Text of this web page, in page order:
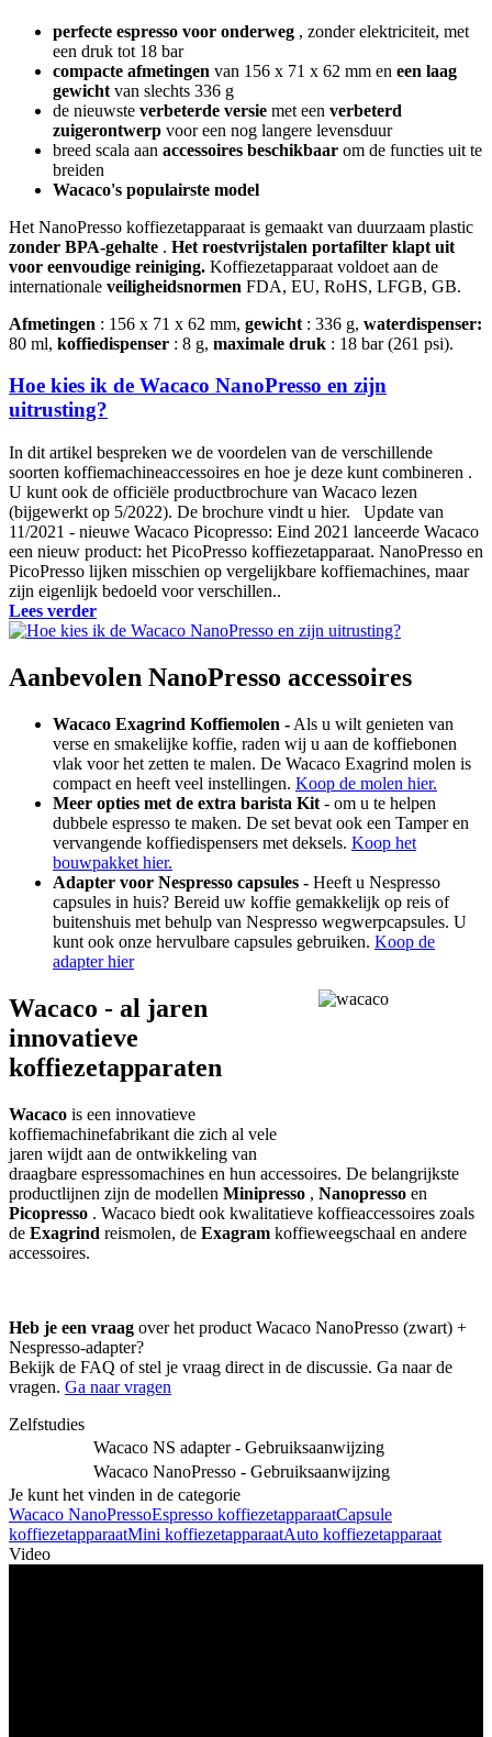
perfecte espresso voor onderweg , zonder elektriciteit, met
een druk tot 18 bar
compacte afmetingen van 156 x 71 x 62 mm en een laag
gewicht van slechts 336 g
de nieuwste verbeterde versie met een verbeterd
zuigerontwerp voor een nog langere levensduur
breed scala aan accessoires beschikbaar om de functies uit te
breiden
Wacaco's populairste model
Het NanoPresso koffiezetapparaat is gemaakt van duurzaam plastic
zonder BPA-gehalte . Het roestvrijstalen portafilter klapt uit
voor eenvoudige reiniging. Koffiezetapparaat voldoet aan de
internationale veiligheidsnormen FDA, EU, RoHS, LFGB, GB.
Afmetingen : 156 x 71 x 62 mm, gewicht : 336 g, waterdispenser:
80 ml, koffiedispenser : 8 g, maximale druk : 18 bar (261 psi).
Hoe kies ik de Wacaco NanoPresso en zijn
uitrusting?
In dit artikel bespreken we de voordelen van de verschillende
soorten koffiemachineaccessoires en hoe je deze kunt combineren .
U kunt ook de officiële productbrochure van Wacaco lezen
(bijgewerkt op 5/2022). De brochure vindt u hier. Update van
11/2021 - nieuwe Wacaco Picopresso: Eind 2021 lanceerde Wacaco
een nieuw product: het PicoPresso koffiezetapparaat. NanoPresso en
PicoPresso lijken misschien op vergelijkbare koffiemachines, maar
zijn eigenlijk bedoeld voor verschillen..
Lees verder
Aanbevolen NanoPresso accessoires
Wacaco Exagrind Koffiemolen - Als u wilt genieten van
verse en smakelijke koffie, raden wij u aan de koffiebonen
vlak voor het zetten te malen. De Wacaco Exagrind molen is
compact en heeft veel instellingen. Koop de molen hier.
Meer opties met de extra barista Kit - om u te helpen
dubbele espresso te maken. De set bevat ook een Tamper en
vervangende koffiedispensers met deksels. Koop het
bouwpakket hier.
Adapter voor Nespresso capsules - Heeft u Nespresso
capsules in huis? Bereid uw koffie gemakkelijk op reis of
buitenshuis met behulp van Nespresso wegwerpcapsules. U
kunt ook onze hervulbare capsules gebruiken. Koop de
adapter hier
Wacaco - al jaren
innovatieve
koffiezetapparaten
Wacaco is een innovatieve
koffiemachinefabrikant die zich al vele
jaren wijdt aan de ontwikkeling van
draagbare espressomachines en hun accessoires. De belangrijkste
productlijnen zijn de modellen Minipresso , Nanopresso en
Picopresso . Wacaco biedt ook kwalitatieve koffieaccessoires zoals
de Exagrind reismolen, de Exagram koffieweegschaal en andere
accessoires.
Heb je een vraag over het product Wacaco NanoPresso (zwart) +
Nespresso-adapter?
Bekijk de FAQ of stel je vraag direct in de discussie. Ga naar de
vragen. Ga naar vragen
Zelfstudies
Wacaco NS adapter - Gebruiksaanwijzing
Wacaco NanoPresso - Gebruiksaanwijzing
Je kunt het vinden in de categorie
Wacaco NanoPressoEspresso koffiezetapparaatCapsule
koffiezetapparaatMini koffiezetapparaatAuto koffiezetapparaat
Video